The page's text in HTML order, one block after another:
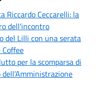
Riccardo Ceccarelli: la
dell'incontro
del Lilli con una serata
per la scomparsa di